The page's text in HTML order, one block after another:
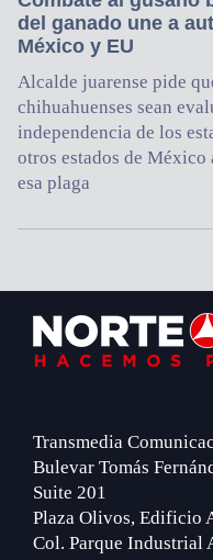
del ganado une a
México y EU
Alcalde juarense pide
chihuahuenses sean
independencia de los
otros estados de México
esa plaga
Footer
Transmedia
Bulevar Tomás
Suite 201
Plaza Olivos, Edificio
Col. Parque Industrial